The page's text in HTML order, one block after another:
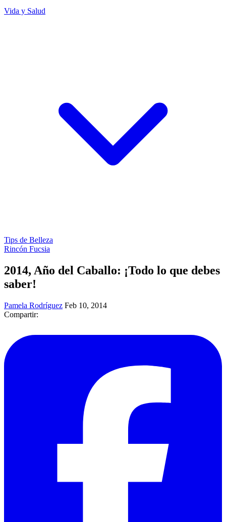
Vida y Salud
Tips de Belleza
Rincón Fucsia
2014, Año del Caballo: ¡Todo lo que debes
saber!
Pamela Rodríguez Feb 10, 2014
Compartir: